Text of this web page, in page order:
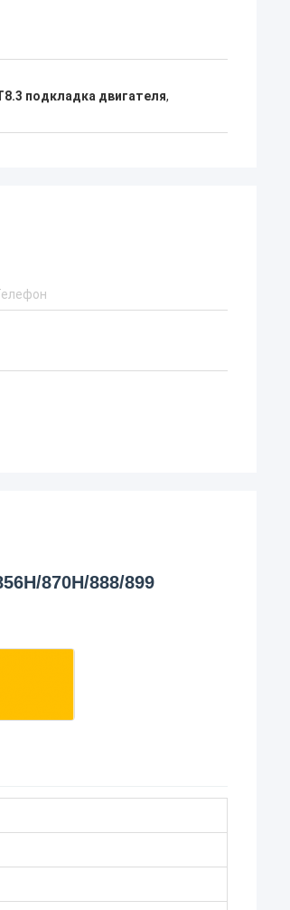
подкладка двигателя,
870H/888/899